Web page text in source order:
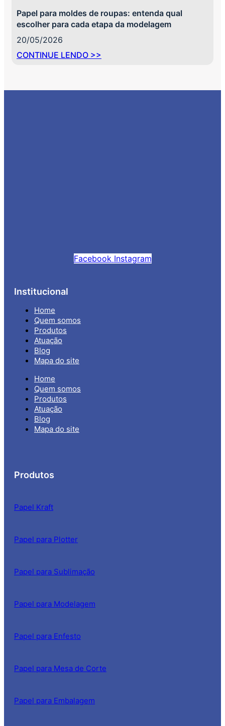
Papel para moldes de roupas: entenda qual
escolher para cada etapa da modelagem
20/05/2026
CONTINUE LENDO >>
Facebook Instagram
Institucional
Home
Quem somos
Produtos
Atuação
Blog
Mapa do site
Home
Quem somos
Produtos
Atuação
Blog
Mapa do site
Produtos
Papel Kraft
Papel para Plotter
Papel para Sublimação
Papel para Modelagem
Papel para Enfesto
Papel para Mesa de Corte
Papel para Embalagem